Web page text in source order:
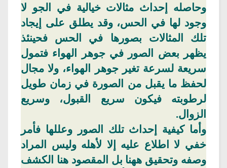
وحاصله إحداث مثالات خيالية في الجو لا
وجود لها في الحس، وقد يطلق على إيجاد
تلك المثالات بصورها في الحس فحينئذ
يظهر بعض الصور في جوهر الهواء فتمول
سريعة لسرعة تغير جوهر الهواء، ولا مجال
لحفظ ما يقبل من الصورة في زمان طويل
لرطوبته فيكون سريع القبول، وسريع
الزوال.
وأما كيفية إحداث تلك الصور وعللها فأمر
خفي لا
اطلاع عليه إلا لأهله وليس المراد
وصفه وتحقيق ههنا بل المقصود هنا الكشف